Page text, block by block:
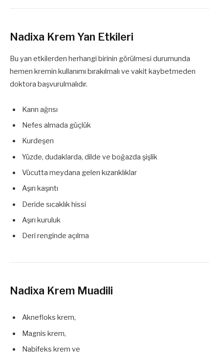
Nadixa Krem Yan Etkileri
Bu yan etkilerden herhangi birinin görülmesi durumunda
hemen kremin kullanımı bırakılmalı ve vakit kaybetmeden
doktora başvurulmalıdır.
Karın ağrısı
Nefes almada güçlük
Kurdeşen
Yüzde, dudaklarda, dilde ve boğazda şişlik
Vücutta meydana gelen kızarıklıklar
Aşırı kaşıntı
Deride sıcaklık hissi
Aşırı kuruluk
Deri renginde açılma
Nadixa Krem Muadili
Aknefloks krem,
Magnis krem,
Nabifeks krem ve